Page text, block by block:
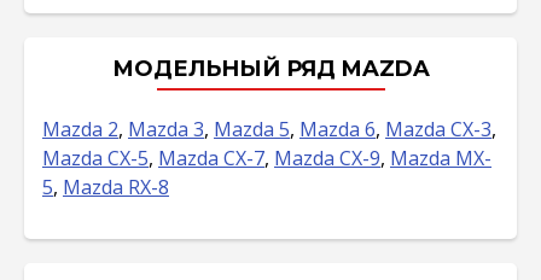
МОДЕЛЬНЫЙ РЯД MAZDA
Mazda 2, Mazda 3, Mazda 5, Mazda 6, Mazda CX-3,
Mazda CX-5, Mazda CX-7, Mazda CX-9, Mazda MX-
5, Mazda RX-8